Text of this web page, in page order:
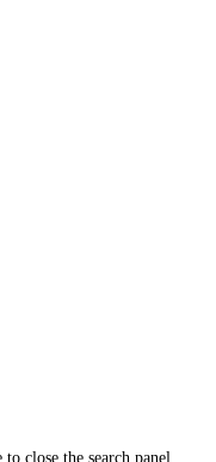
to close the search panel.